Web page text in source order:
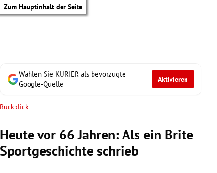
Zum Hauptinhalt der Seite
Wählen Sie KURIER als bevorzugte
Google-Quelle
Aktivieren
Rückblick
Heute vor 66 Jahren: Als ein Brite
Sportgeschichte schrieb